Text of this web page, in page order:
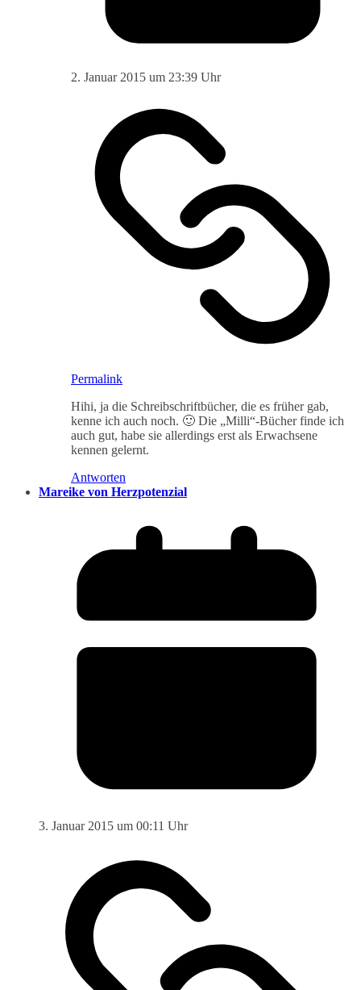
2. Januar 2015 um 23:39 Uhr
Permalink
Hihi, ja die Schreibschriftbücher, die es früher gab,
kenne ich auch noch. 🙂 Die „Milli“-Bücher finde ich
auch gut, habe sie allerdings erst als Erwachsene
kennen gelernt.
Antworten
Mareike von Herzpotenzial
3. Januar 2015 um 00:11 Uhr